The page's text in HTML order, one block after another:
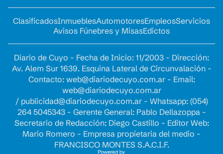
ClasificadosInmueblesAutomotoresEmpleosServicios
Avisos Fúnebres y MisasEdictos
Diario de Cuyo - Fecha de Inicio: 11/2003 - Dirección:
Av. Alem Sur 1639. Esquina Lateral de Circunvalación -
Contacto: web@diariodecuyo.com.ar- Email:
web@diariodecuyo.com.ar
/ publicidad@diariodecuyo.com.ar- Whatsapp: (054)
264 5045343 - Gerente General: Pablo Dellazoppa -
Secretario de Redacción: Diego Castillo - Editor Web:
Mario Romero - Empresa propietaria del medio -
FRANCISCO MONTES S.A.C.I.F.